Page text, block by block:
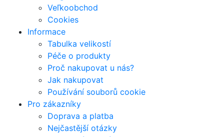
Veľkoobchod
Cookies
Informace
Tabulka velikostí
Péče o produkty
Proč nakupovat u nás?
Jak nakupovat
Používání souborů cookie
Pro zákazníky
Doprava a platba
Nejčastější otázky